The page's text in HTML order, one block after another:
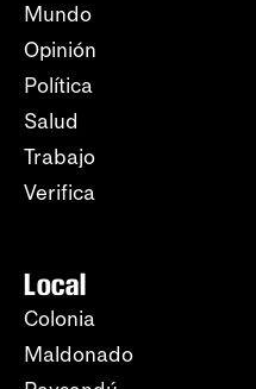
Mundo
Opinión
Política
Salud
Trabajo
Verifica
Local
Colonia
Maldonado